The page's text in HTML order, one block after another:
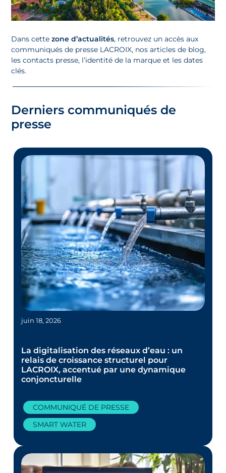
Dans cettezone d’actualités, retrouvez un accès aux
communiqués de presse LACROIX, nos articles de blog,
les contacts presse, l’identité de la marque et les dates
clés.
Derniers communiqués de
presse
juin 18, 2026
La digitalisation des réseaux d’eau : un
relais de croissance structurel pour
LACROIX, accentué par une dynamique
conjoncturelle
COMMUNIQUÉ DE PRESSE
SMART WATER